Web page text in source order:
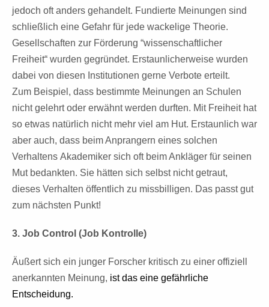
jedoch oft anders gehandelt. Fundierte Meinungen sind
schließlich eine Gefahr für jede wackelige Theorie.
Gesellschaften zur Förderung “wissenschaftlicher
Freiheit“ wurden gegründet. Erstaunlicherweise wurden
dabei von diesen Institutionen gerne Verbote erteilt.
Zum Beispiel, dass bestimmte Meinungen an Schulen
nicht gelehrt oder erwähntwerden durften. Mit Freiheit hat
so etwas natürlich nicht mehr viel am Hut. Erstaunlich war
aber auch, dass beim Anprangern eines solchen
Verhaltens Akademiker sich oft beim Ankläger für seinen
Mut bedankten. Sie hätten sich selbst nicht getraut,
dieses Verhalten öffentlich zu missbilligen. Das passt gut
zum nächsten Punkt!
3. Job Control (Job Kontrolle)
Äußert sich ein junger Forscher kritisch zu einer offiziell
anerkannten Meinung, ist das eine gefährliche
Entscheidung.